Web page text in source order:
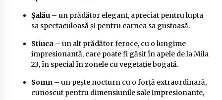
Șalău– un prădător elegant, apreciat pentru lupta
sa spectaculoasă și pentru carnea sa gustoasă.
Stiuca– un alt prădător feroce, cu o lungime
impresionantă, care poate fi găsit în apele de la Mila
23, în special în zonele cu vegetație bogată.
Somn– un pește nocturn cu o forță extraordinară,
cunoscut pentru dimensiunile sale impresionante,